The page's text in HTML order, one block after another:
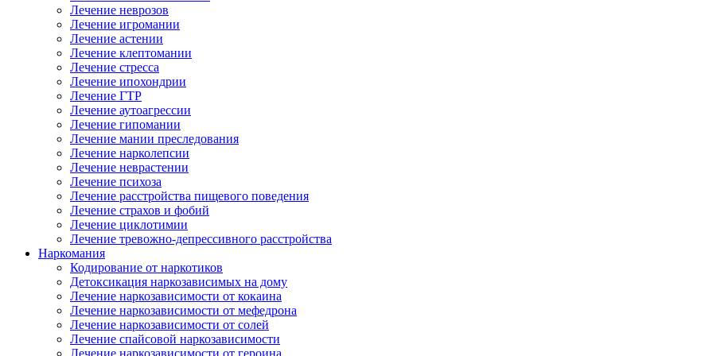
Лечение неврозов
Лечение игромании
Лечение астении
Лечение клептомании
Лечение стресса
Лечение ипохондрии
Лечение ГТР
Лечение аутоагрессии
Лечение гипомании
Лечение мании преследования
Лечение нарколепсии
Лечение неврастении
Лечение психоза
Лечение расстройства пищевого поведения
Лечение страхов и фобий
Лечение циклотимии
Лечение тревожно-депрессивного расстройства
Наркомания
Кодирование от наркотиков
Детоксикация наркозависимых на дому
Лечение наркозависимости от кокаина
Лечение наркозависимости от мефедрона
Лечение наркозависимости от солей
Лечение спайсовой наркозависимости
Лечение наркозависимости от героина